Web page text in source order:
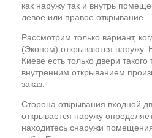
как наружу так и внутрь
левое или правое открывание.
Рассмотрим только вариант,
(Эконом) открываются наружу.
Киеве есть только двери
внутренним открыванием
заказ.
Сторона открывания входной
открывается наружу
находитесь снаружи